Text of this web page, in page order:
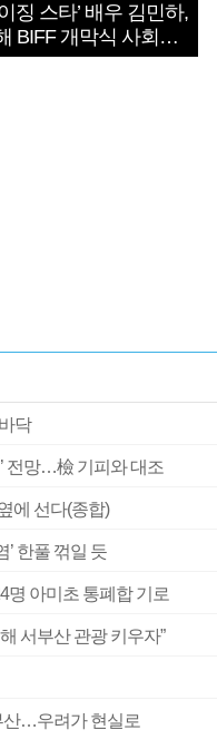
징 스타’ 배우 김민하,
BIFF 개막식 사회자
닥
전망…檢 기피와 대조
에 선다(종합)
한풀 꺾일 듯
아미초 통폐합 기로
서부산 관광 키우자”
산…우려가 현실로